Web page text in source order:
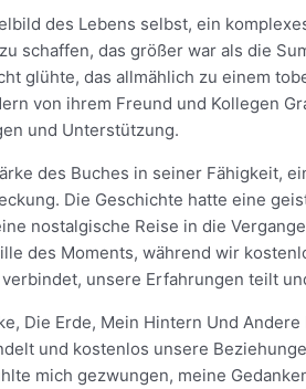
des Lebens selbst, ein
schaffen, das größer war als die
glühte, das allmählich zu einem
von ihrem Freund und Kollegen
und Unterstützung.
des Buches in seiner Fähigkeit,
Die Geschichte hatte eine
nostalgische Reise in die
des Moments, während wir
unsere Erfahrungen teilt
Die Erde, Mein Hintern Und
und kostenlos unsere
mich gezwungen, meine